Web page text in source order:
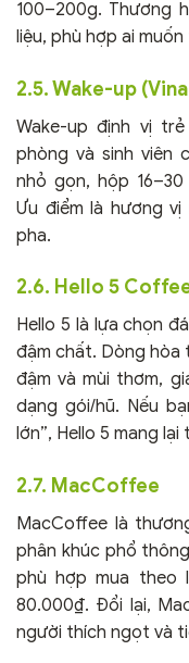
100–200g. Thương
liệu, phù hợp ai
2.5. Wake-up
Wake-up định vị
phòng và sinh viên
nhỏ gọn, hộp
Ưu điểm là hương
pha.
2.6. Hello 5
Hello 5 là lựa chọn
đậm chất. Dòng hòa
đậm và mùi thơm,
dạng gói/hũ. Nếu
lớn”, Hello 5 mang
2.7. MacCoffee
MacCoffee là
phân khúc phổ
phù hợp mua theo
80.000₫. Đổi lại,
người thích ngọt và